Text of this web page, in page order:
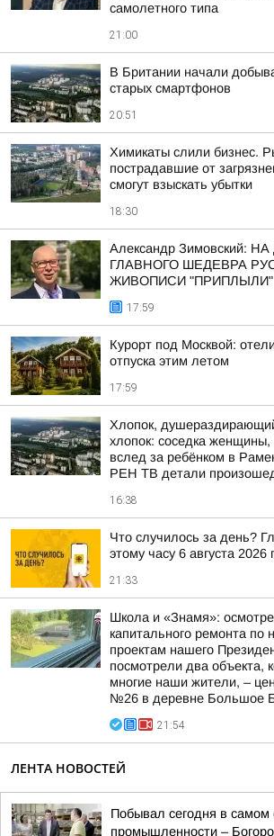
самолетного типа
21:00
В Британии начали
старых смартфонов
20:51
Химикаты слили бизнес.
пострадавшие от
смогут взыскать убытки
18:30
Александр Зимовский:
ГЛАВНОГО ШЕДЕВРА
ЖИВОПИСИ "ПРИПЛЫЛИ"
17:59
Курорт под Москвой:
отпуска этим летом
17:59
Хлопок,
хлопок: соседка
вслед за ребёнком в
РЕН ТВ детали
16:38
Что случилось за день?
этому часу 6 августа 2026
21:33
Школа и «Знамя»:
капитального ремонта по
проектам нашего
посмотрели два объекта,
многие наши жители, –
№26 в деревне Большое
21:54
ЛЕНТА НОВОСТЕЙ
Побывал сегодня в
промышленности –